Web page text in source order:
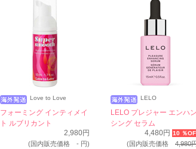
Love to Love
フォーミング インティメイ
ト ルブリカント
2,980円
(国内販売価格 - 円)
LELO
LELO プレジャー エンハン
シング セラム
4,480円 10 ％
(国内販売価格 4,980